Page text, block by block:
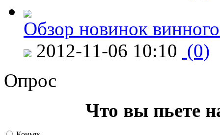
Обзор новинок
2012-11-06 10:10 (0)
Опрос
Что вы пьете